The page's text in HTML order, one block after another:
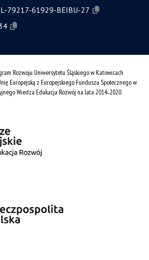
79217-61929-BEIBU-27
Rozwoju Uniwersytetu Śląskiego w Katowicach
Europejską z Europejskiego Funduszu Społecznego w
Wiedza Edukacja Rozwój na lata 2014˗2020.